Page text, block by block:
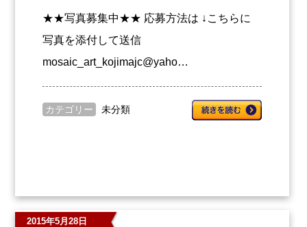
★★写真募集中★★ 応募方法は ↓こちらに
写真を添付して送信
mosaic_art_kojimajc@yaho…
カテゴリー 未分類
2015年5月28日